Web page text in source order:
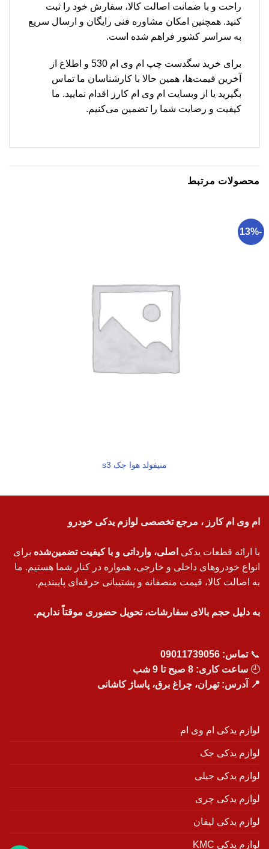
راحت و با ضمانت اصالت کالا، سفارش خود را ثبت
کنید. همچنین امکان مشاوره فنی رایگان و ارسال سریع
به سراسر کشور فراهم شده است.
برای خرید سگدست چپ ام وی ام 530 و اطلاع از
آخرین قیمت‌ها، همین حالا با کارشناسان ما تماس
بگیرید یا از وبسایت ام وی ام کارز اقدام نمایید. ما
کیفیت و رضایت شما را تضمین می‌کنیم.
محصولات مرتبط
-13%
منیفولد هوا جک s3
ام وی ام کارز ، مرجع تخصصی لوازم یدکی خودرو
با ارائه قطعات یدکی اصلی، وارداتی و با کیفیت تضمین‌شده برای
انواع خودروهای داخلی و خارجی، همواره در کنار شما هستیم. ما
به اصالت کالا، قیمت منصفانه و پشتیبانی حرفه‌ای پایبندیم.
به دلیل حجم بالای سفارشات، تحویل حضوری موقتاً نداریم.
📞تماس: 09011739056
🕘 ساعت کاری: 8 صبح تا 9 شب
📍 آدرس: تهران، چراغ برق، پاساژ کاشانی
لوازم یدکی ام وی ام
لوازم یدکی جک
لوازم یدکی جیلی
لوازم یدکی چری
لوازم یدکی لیفان
لوازم یدکی KMC